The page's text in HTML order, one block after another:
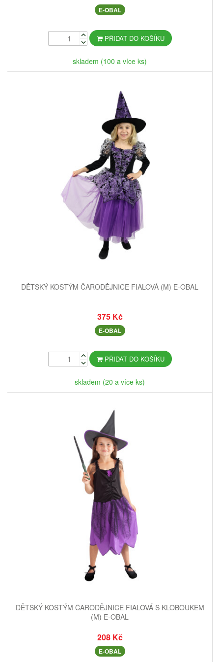
E-OBAL
PŘIDAT DO KOŠÍKU
skladem (100 a více ks)
DĚTSKÝ KOSTÝM ČARODĚJNICE FIALOVÁ (M) E-OBAL
375 Kč
E-OBAL
PŘIDAT DO KOŠÍKU
skladem (20 a více ks)
DĚTSKÝ KOSTÝM ČARODĚJNICE FIALOVÁ S KLOBOUKEM
(M) E-OBAL
208 Kč
E-OBAL